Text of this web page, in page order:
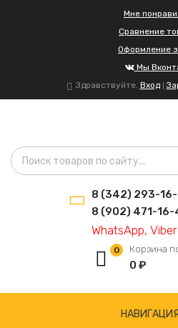
Мне
Сравнение
Оформление
Мы
Здравствуйте. Вход
Поиск товаров
8 (342) 293-
8 (902) 471-16-
WhatsApp, Viber
Корзина
0 ₽
0
НАВИГАЦИЯ